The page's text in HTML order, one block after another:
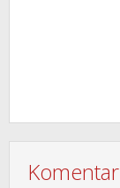
Komentar